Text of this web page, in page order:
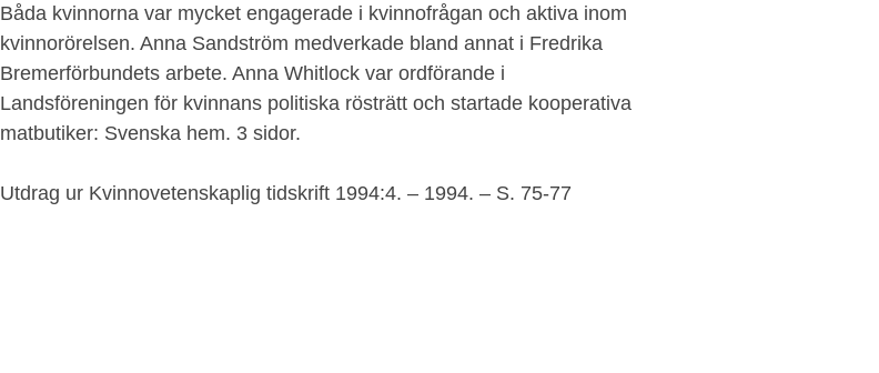
Båda kvinnorna var mycket engagerade i kvinnofrågan och aktiva inom
kvinnorörelsen. Anna Sandström medverkade bland annat i Fredrika
Bremerförbundets arbete. Anna Whitlock var ordförande i
Landsföreningen för kvinnans politiska rösträtt och startade kooperativa
matbutiker: Svenska hem. 3 sidor.
Utdrag ur Kvinnovetenskaplig tidskrift 1994:4. – 1994. – S. 75-77